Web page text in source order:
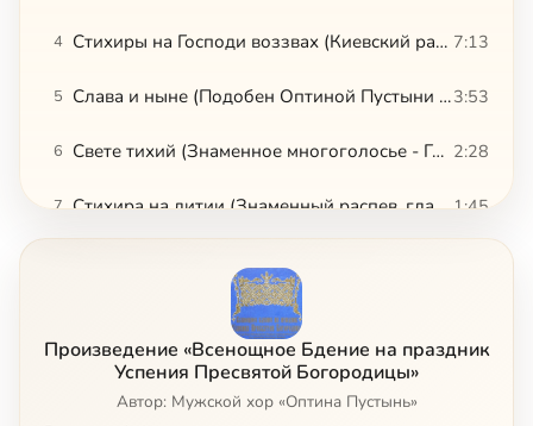
4 Стихиры на Господи воззвах (Киевский распев, глас 1) 7:13
5 Слава и ныне (Подобен Оптиной Пустыни "Небесных чинов радование", глас 1)3:53
6 Свете тихий (Знаменное многоголосье - Греческий распев) 2:28
7 Стихира на литии (Знаменный распев, глас 5) 1:45
Ныне отпущаеши (Киевский распев)
Произведение «Всенощное Бдение на праздник
Успения Пресвятой Богородицы»
Автор: Мужской хор «Оптина Пустынь»